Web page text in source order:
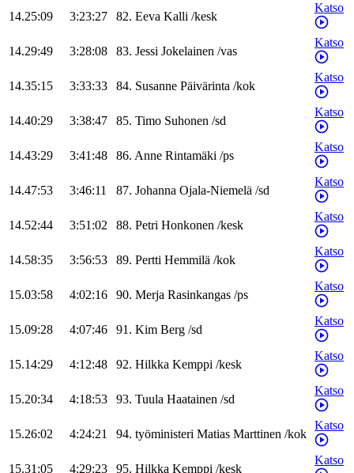
14.25:09 3:23:27 82. Eeva Kalli /kesk
Katso
14.29:49 3:28:08 83. Jessi Jokelainen /vas
Katso
14.35:15 3:33:33 84. Susanne Päivärinta /kok
Katso
14.40:29 3:38:47 85. Timo Suhonen /sd
Katso
14.43:29 3:41:48 86. Anne Rintamäki /ps
Katso
14.47:53 3:46:11 87. Johanna Ojala-Niemelä /sd
Katso
14.52:44 3:51:02 88. Petri Honkonen /kesk
Katso
14.58:35 3:56:53 89. Pertti Hemmilä /kok
Katso
15.03:58 4:02:16 90. Merja Rasinkangas /ps
Katso
15.09:28 4:07:46 91. Kim Berg /sd
Katso
15.14:29 4:12:48 92. Hilkka Kemppi /kesk
Katso
15.20:34 4:18:53 93. Tuula Haatainen /sd
Katso
15.26:02 4:24:21 94. työministeri Matias Marttinen /kok
Katso
15.31:05 4:29:23 95. Hilkka Kemppi /kesk
Katso